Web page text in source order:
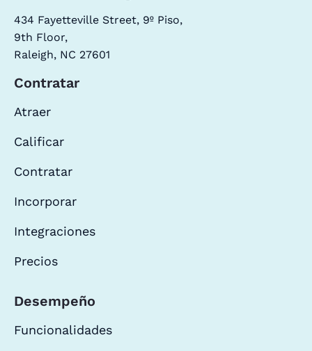
434 Fayetteville Street, 9º Piso,
9th Floor,
Raleigh, NC 27601
Contratar
Atraer
Calificar
Contratar
Incorporar
Integraciones
Precios
Desempeño
Funcionalidades